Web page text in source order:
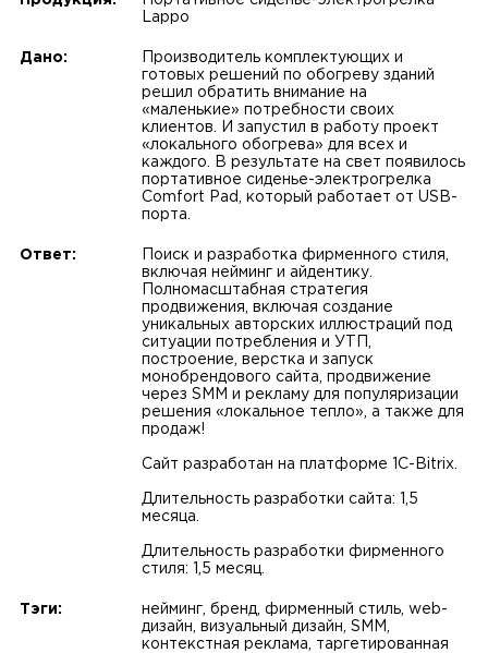
Lappo
Дано:
Производитель комплектующих и
готовых решений по обогреву зданий
решил обратить внимание на
«маленькие» потребности своих
клиентов. И запустил в работу проект
«локального обогрева» для всех и
каждого. В результате на свет появилось
портативное сиденье-электрогрелка
Comfort Pad, который работает от USB-
порта.
Ответ:
Поиск и разработка фирменного стиля,
включая нейминг и айдентику.
Полномасштабная стратегия
продвижения, включая создание
уникальных авторских иллюстраций под
ситуации потребления и УТП,
построение, верстка и запуск
монобрендового сайта, продвижение
через SMM и рекламу для популяризации
решения «локальное тепло», а также для
продаж!
Сайт разработан на платформе 1С-Bitrix.
Длительность разработки сайта: 1,5
месяца.
Длительность разработки фирменного
стиля: 1,5 месяц.
Тэги:
нейминг, бренд, фирменный стиль, web-
дизайн, визуальный дизайн, SMM,
контекстная реклама, таргетированная